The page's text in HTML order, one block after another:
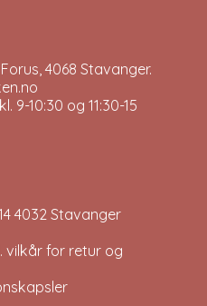
4068 Stavanger.
9-10:30 og 11:30-15
4032 Stavanger
vilkår for retur og